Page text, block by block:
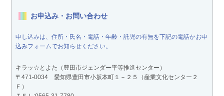
お申込み・お問い合わせ
申し込みは、住所・氏名・電話・年齢・託児の有無を下記の電話かお申
込みフォームでお知らせください。
キラッ☆とよた（豊田市ジェンダー平等推進センター）
〒471-0034 愛知県豊田市小坂本町１－２５（産業文化センター２
Ｆ）